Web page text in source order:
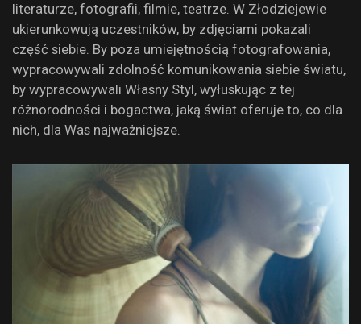
literaturze, fotografii, filmie, teatrze. W Złodziejewie
ukierunkowują uczestników, by zdjęciami pokazali
część siebie. By poza umiejętnością fotografowania,
wypracowywali zdolność komunikowania siebie światu,
by wypracowywali Własny Styl, wyłuskując z tej
różnorodności i bogactwa, jaką świat oferuje to, co dla
nich, dla Was najważniejsze.